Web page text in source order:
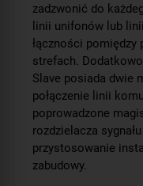
zadzwonić do
linii unifonów lub
łączności pomiędzy
strefach.
Slave posiada dwie
połączenie linii
poprowadzone
rozdzielacza
przystosowanie
zabudowy.